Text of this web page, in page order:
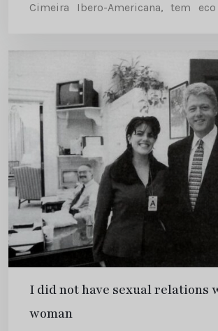
Cimeira Ibero-Americana, tem
I did not have sexual relations
woman